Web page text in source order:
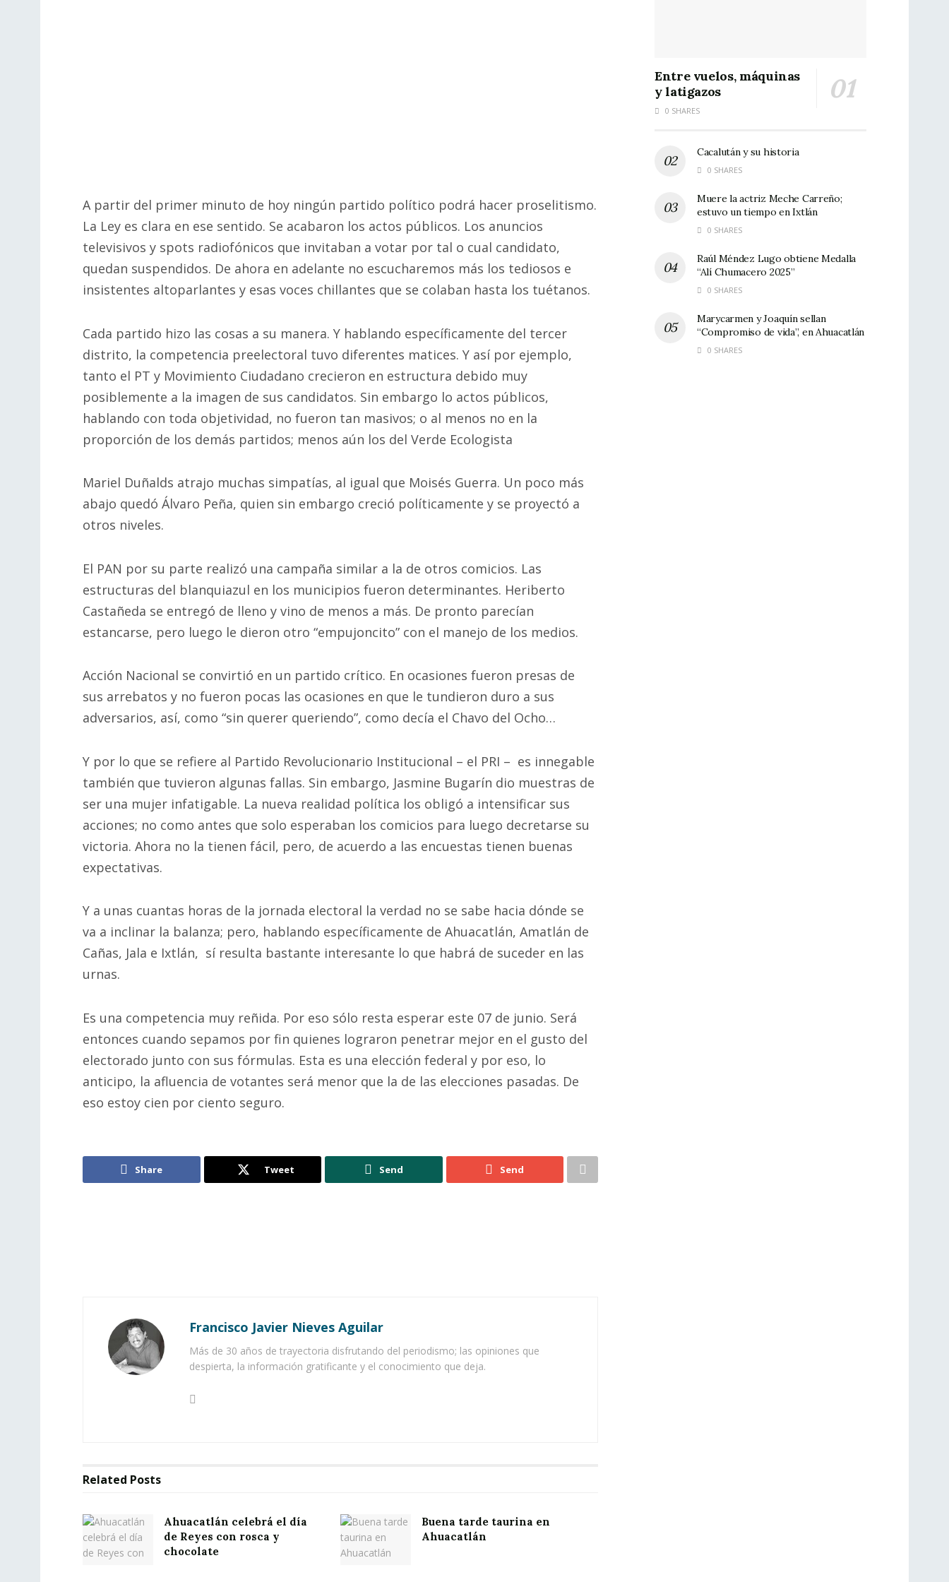
A partir del primer minuto de hoy ningún partido político podrá hacer proselitismo.
La Ley es clara en ese sentido. Se acabaron los actos públicos. Los anuncios
televisivos y spots radiofónicos que invitaban a votar por tal o cual candidato,
quedan suspendidos. De ahora en adelante no escucharemos más los tediosos e
insistentes altoparlantes y esas voces chillantes que se colaban hasta los tuétanos.
Cada partido hizo las cosas a su manera. Y hablando específicamente del tercer
distrito, la competencia preelectoral tuvo diferentes matices. Y así por ejemplo,
tanto el PT y Movimiento Ciudadano crecieron en estructura debido muy
posiblemente a la imagen de sus candidatos. Sin embargo lo actos públicos,
hablando con toda objetividad, no fueron tan masivos; o al menos no en la
proporción de los demás partidos; menos aún los del Verde Ecologista
Mariel Duñalds atrajo muchas simpatías, al igual que Moisés Guerra. Un poco más
abajo quedó Álvaro Peña, quien sin embargo creció políticamente y se proyectó a
otros niveles.
El PAN por su parte realizó una campaña similar a la de otros comicios. Las
estructuras del blanquiazul en los municipios fueron determinantes. Heriberto
Castañeda se entregó de lleno y vino de menos a más. De pronto parecían
estancarse, pero luego le dieron otro “empujoncito” con el manejo de los medios.
Acción Nacional se convirtió en un partido crítico. En ocasiones fueron presas de
sus arrebatos y no fueron pocas las ocasiones en que le tundieron duro a sus
adversarios, así, como “sin querer queriendo”, como decía el Chavo del Ocho…
Y por lo que se refiere al Partido Revolucionario Institucional – el PRI – es innegable
también que tuvieron algunas fallas. Sin embargo, Jasmine Bugarín dio muestras de
ser una mujer infatigable. La nueva realidad política los obligó a intensificar sus
acciones; no como antes que solo esperaban los comicios para luego decretarse su
victoria. Ahora no la tienen fácil, pero, de acuerdo a las encuestas tienen buenas
expectativas.
Y a unas cuantas horas de la jornada electoral la verdad no se sabe hacia dónde se
va a inclinar la balanza; pero, hablando específicamente de Ahuacatlán, Amatlán de
Cañas, Jala e Ixtlán, sí resulta bastante interesante lo que habrá de suceder en las
urnas.
Es una competencia muy reñida. Por eso sólo resta esperar este 07 de junio. Será
entonces cuando sepamos por fin quienes lograron penetrar mejor en el gusto del
electorado junto con sus fórmulas. Esta es una elección federal y por eso, lo
anticipo, la afluencia de votantes será menor que la de las elecciones pasadas. De
eso estoy cien por ciento seguro.
Share Tweet Send Send
Francisco Javier Nieves Aguilar
Más de 30 años de trayectoria disfrutando del periodismo; las opiniones que
despierta, la información gratificante y el conocimiento que deja.
Related Posts
Ahuacatlán celebrá el día
de Reyes con rosca y
chocolate
Buena tarde taurina en
Ahuacatlán
Entre vuelos, máquinas
y latigazos
0 SHARES
Cacalután y su historia
0 SHARES
Muere la actriz Meche Carreño;
estuvo un tiempo en Ixtlán
0 SHARES
Raúl Méndez Lugo obtiene Medalla
“Alí Chumacero 2025”
0 SHARES
Marycarmen y Joaquín sellan
“Compromiso de vida”, en Ahuacatlán
0 SHARES